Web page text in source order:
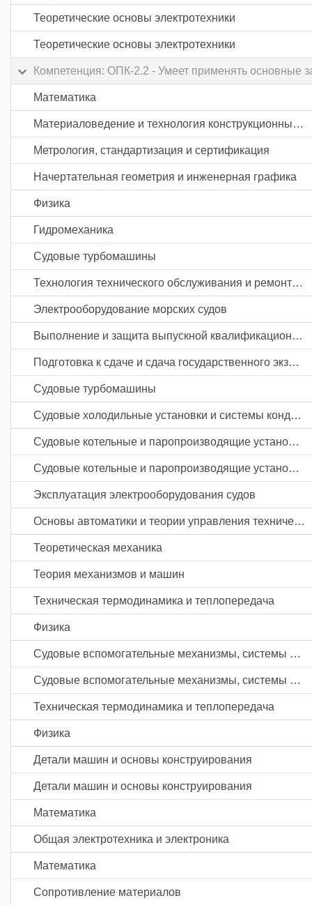
Теоретические основы электротехники
Теоретические основы электротехники
Компетенция: ОПК-2.2 - Умеет применять основные
Математика
Материаловедение и технология конструкционных материалов
Метрология, стандартизация и сертификация
Начертательная геометрия и инженерная графика
Физика
Гидромеханика
Судовые турбомашины
Технология технического обслуживания и ремонта судов
Электрооборудование морских судов
Выполнение и защита выпускной квалификационной работы
Подготовка к сдаче и сдача государственного экзамена
Судовые турбомашины
Судовые холодильные установки и системы кондиционирования воздуха
Судовые котельные и паропроизводящие установки
Судовые котельные и паропроизводящие установки
Эксплуатация электрооборудования судов
Основы автоматики и теории управления техническими системами
Теоретическая механика
Теория механизмов и машин
Техническая термодинамика и теплопередача
Физика
Судовые вспомогательные механизмы, системы и устройства
Судовые вспомогательные механизмы, системы и устройства
Техническая термодинамика и теплопередача
Физика
Детали машин и основы конструирования
Детали машин и основы конструирования
Математика
Общая электротехника и электроника
Математика
Сопротивление материалов